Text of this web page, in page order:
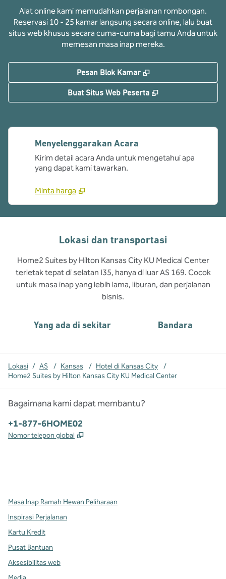
Alat online kami memudahkan perjalanan rombongan.
Reservasi 10 - 25 kamar langsung secara online, lalu buat
situs web khusus secara cuma-cuma bagi tamu Anda untuk
memesan masa inap mereka.
Pesan Blok Kamar ,
Buat Situs Web Peserta ,
Menyelenggarakan Acara
Kirim detail acara Anda untuk mengetahui apa
yang dapat kami tawarkan.
Minta harga
Lokasi dan transportasi
Home2 Suites by Hilton Kansas City KU Medical Center
terletak tepat di selatan I35, hanya di luar AS 169. Cocok
untuk masa inap yang lebih lama, liburan, dan perjalanan
bisnis.
Yang ada di sekitar Bandara
Lokasi / AS / Kansas / Hotel di Kansas City
/
Home2 Suites by Hilton Kansas City KU Medical Center
Bagaimana kami dapat membantu?
Telepon:
+1-877-6HOME02
Nomor telepon global ,
Masa Inap Ramah Hewan Peliharaan
Inspirasi Perjalanan
Kartu Kredit
Pusat Bantuan
Aksesibilitas web